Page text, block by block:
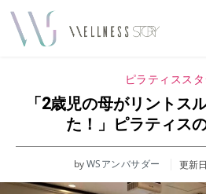
ピラティスス
「2歳児の母がリントス
た！」ピラティス
by WSアンバサダー 更新日